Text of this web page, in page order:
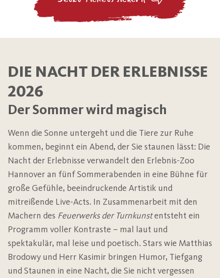
DIE NACHT DER ERLEBNISSE
2026
Der Sommer wird magisch
Wenn die Sonne untergeht und die Tiere zur Ruhe
kommen, beginnt ein Abend, der Sie staunen lässt: Die
Nacht der Erlebnisse verwandelt den Erlebnis-Zoo
Hannover an fünf Sommerabenden in eine Bühne für
große Gefühle, beeindruckende Artistik und
mitreißende Live-Acts. In Zusammenarbeit mit den
Machern des Feuerwerks der Turnkunstentsteht ein
Programm voller Kontraste – mal laut und
spektakulär, mal leise und poetisch. Stars wie Matthias
Brodowy und Herr Kasimir bringen Humor, Tiefgang
und Staunen in eine Nacht, die Sie nicht vergessen